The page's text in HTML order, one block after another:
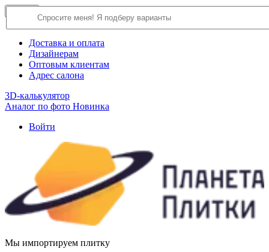
О компании
Доставка и оплата
Дизайнерам
Оптовым клиентам
Адрес салона
3D-калькулятор
Аналог по фото Новинка
Войти
Мы импортируем плитку